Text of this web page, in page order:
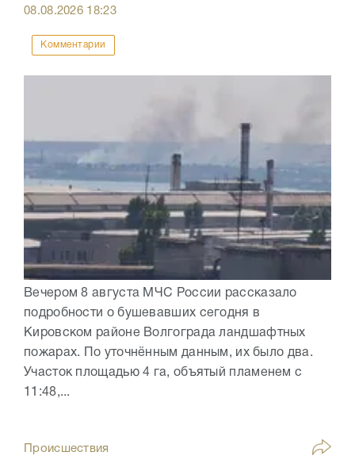
08.08.2026 18:23
Комментарии
Вечером 8 августа МЧС России рассказало
подробности о бушевавших сегодня в
Кировском районе Волгограда ландшафтных
пожарах. По уточнённым данным, их было два.
Участок площадью 4 га, объятый пламенем с
11:48,...
Происшествия